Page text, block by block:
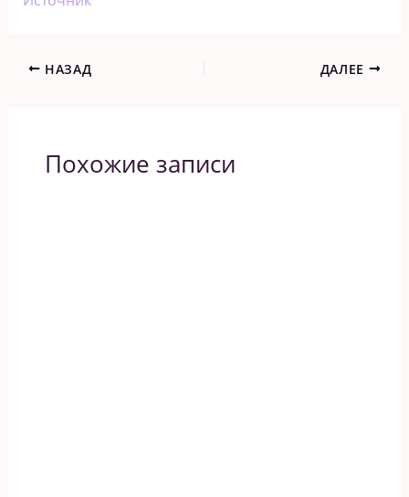
НАЗАД ДАЛЕЕ
Похожие записи